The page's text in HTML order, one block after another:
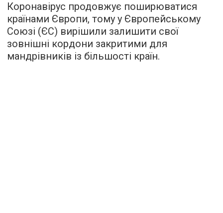
Коронавірус продовжує поширюватися
країнами Європи, тому у Європейському
Союзі (ЄС) вирішили залишити свої
зовнішні кордони закритими для
мандрівників із більшості країн.